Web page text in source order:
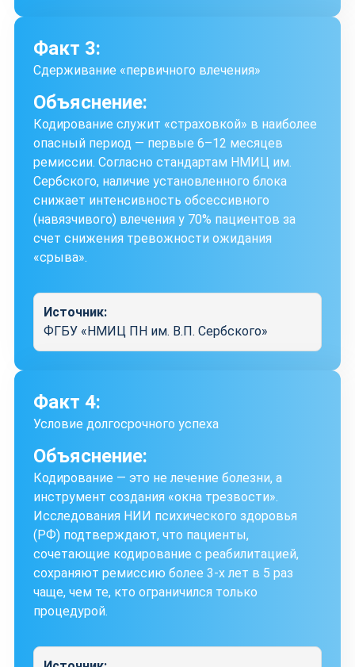
Факт 3:
Сдерживание «первичного влечения»
Объяснение:
Кодирование служит «страховкой» в наиболее
опасный период — первые 6–12 месяцев
ремиссии. Согласно стандартам НМИЦ им.
Сербского, наличие установленного блока
снижает интенсивность обсессивного
(навязчивого) влечения у 70% пациентов за
счет снижения тревожности ожидания
«срыва».
Источник:
ФГБУ «НМИЦ ПН им. В.П. Сербского»
Факт 4:
Условие долгосрочного успеха
Объяснение:
Кодирование — это не лечение болезни, а
инструмент создания «окна трезвости».
Исследования НИИ психического здоровья
(РФ) подтверждают, что пациенты,
сочетающие кодирование с реабилитацией,
сохраняют ремиссию более 3-х лет в 5 раз
чаще, чем те, кто ограничился только
процедурой.